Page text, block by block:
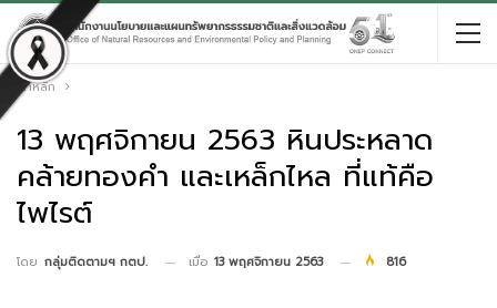
หน้าหลัก
13 พฤศจิกายน 2563 หินประหลาด
คล้ายทองคำ และเหล็กไหล ที่แท้คือ
ไพไรต์
โดย กลุ่มติดตามฯ กตป. เมื่อ 13 พฤศจิกายน 2563 816